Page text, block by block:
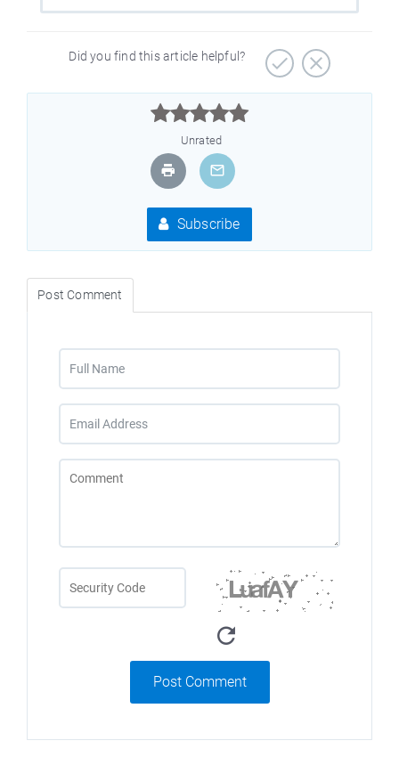
Did you find this article helpful?



Unrated
Subscribe
Post Comment
Post Comment